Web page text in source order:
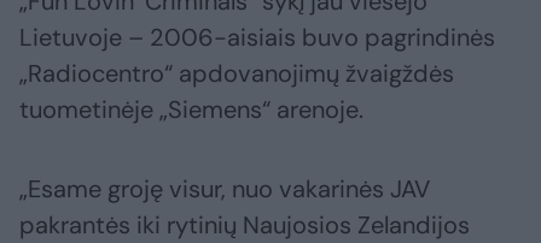
Lietuvoje – 2006-aisiais buvo pagrindinės
„Radiocentro“ apdovanojimų žvaigždės
tuometinėje „Siemens“ arenoje.
„Esame groję visur, nuo vakarinės JAV
pakrantės iki rytinių Naujosios Zelandijos